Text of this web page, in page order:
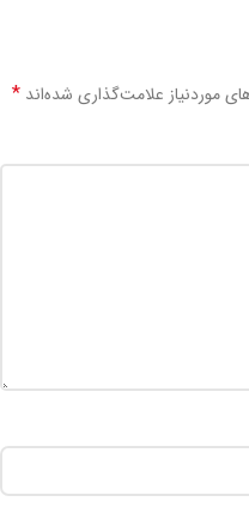
موردنیاز علامت‌گذاری شده‌اند *